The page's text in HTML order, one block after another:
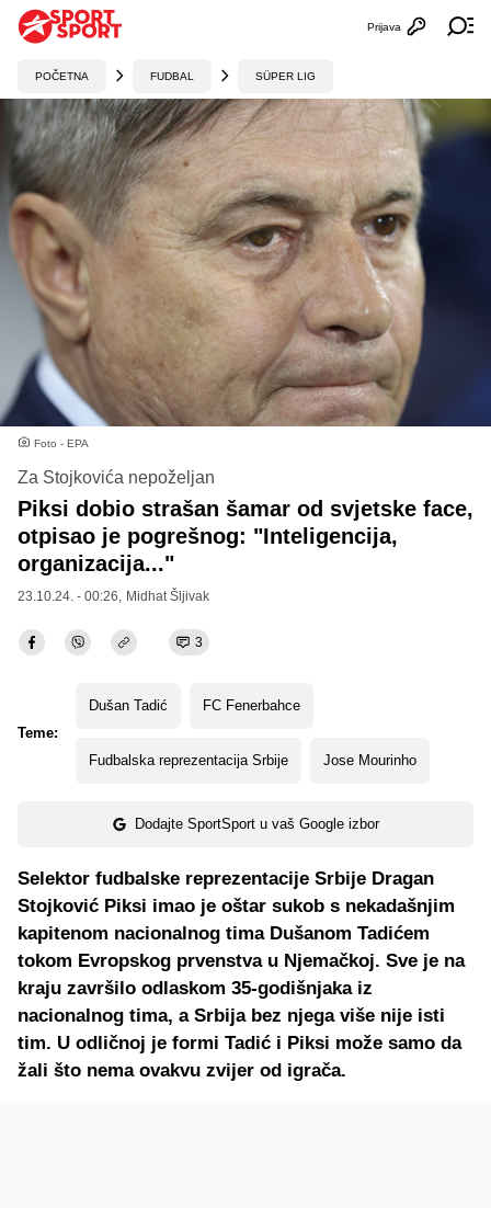
Otvori
Prijava
POČETNA FUDBAL SÜPER LIG
Foto - EPA
Za Stojkovića nepoželjan
Piksi dobio strašan šamar od svjetske face,
otpisao je pogrešnog: "Inteligencija,
organizacija..."
23.10.24. - 00:26, Midhat Šljivak
3
Teme:
Dušan Tadić FC Fenerbahce
Fudbalska reprezentacija Srbije Jose Mourinho
Dodajte SportSport u vaš Google izbor
Selektor fudbalske reprezentacije Srbije Dragan
Stojković Piksi imao je oštar sukob s nekadašnjim
kapitenom nacionalnog tima Dušanom Tadićem
tokom Evropskog prvenstva u Njemačkoj. Sve je na
kraju završilo odlaskom 35-godišnjaka iz
nacionalnog tima, a Srbija bez njega više nije isti
tim. U odličnoj je formi Tadić i Piksi može samo da
žali što nema ovakvu zvijer od igrača.